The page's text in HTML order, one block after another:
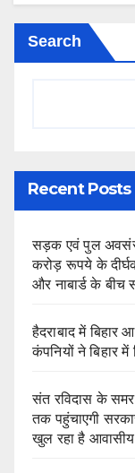
Search
Recent Posts
सड़क एवं पुल
करोड़ रूपये के
और नाबार्ड के बीच
हैदराबाद में बिहार
कंपनियों ने बिहार
संत रविदास के
तक पहुंचाएगी
खुल रहा है आवासीय